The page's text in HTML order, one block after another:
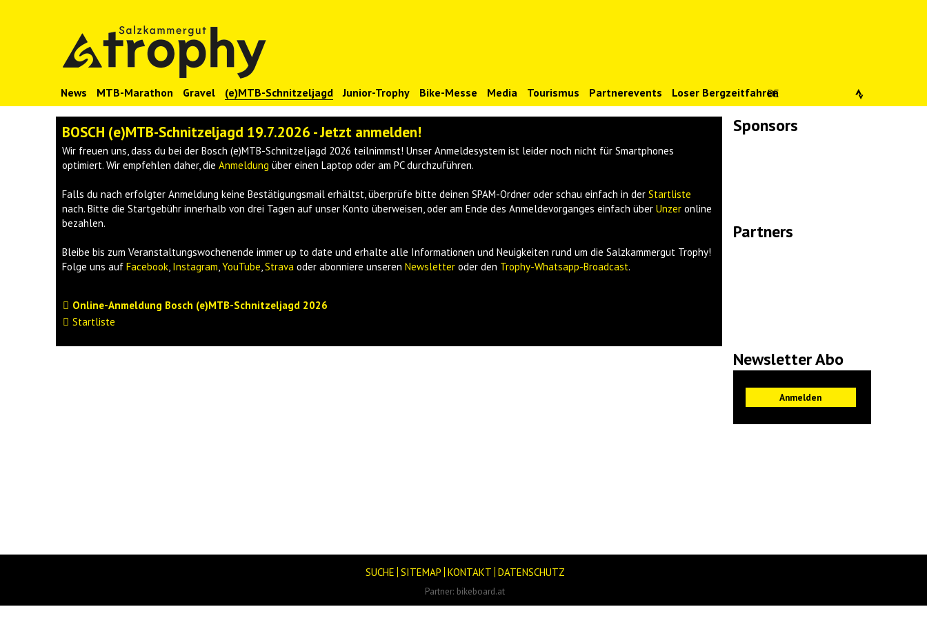
News MTB-Marathon Gravel (e)MTB-Schnitzeljagd Junior-Trophy Bike-Messe Media Tourismus Partnerevents Loser Bergzeitfahren
DE
BOSCH (e)MTB-Schnitzeljagd 19.7.2026 - Jetzt anmelden!
Wir freuen uns, dass du bei der Bosch (e)MTB-Schnitzeljagd 2026 teilnimmst! Unser Anmeldesystem ist leider noch nicht für Smartphones
optimiert. Wir empfehlen daher, die Anmeldung über einen Laptop oder am PC durchzuführen.
Falls du nach erfolgter Anmeldung keine Bestätigungsmail erhältst, überprüfe bitte deinen SPAM-Ordner oder schau einfach in der Startliste
nach. Bitte die Startgebühr innerhalb von drei Tagen auf unser Konto überweisen, oder am Ende des Anmeldevorganges einfach über Unzeronline
bezahlen.
Bleibe bis zum Veranstaltungswochenende immer up to date und erhalte alle Informationen und Neuigkeiten rund um die Salzkammergut Trophy!
Folge uns auf Facebook, Instagram,YouTube,Stravaoder abonniere unseren Newsletteroder den Trophy-Whatsapp-Broadcast.
Online-Anmeldung Bosch (e)MTB-Schnitzeljagd 2026
Startliste
Sponsors
Partners
Newsletter Abo
SUCHE SITEMAP KONTAKT DATENSCHUTZ
Partner: bikeboard.at